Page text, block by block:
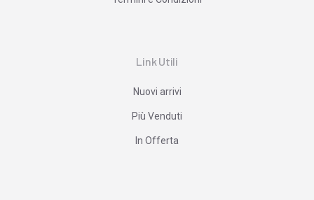
Link Utili
Nuovi arrivi
Più Venduti
In Offerta